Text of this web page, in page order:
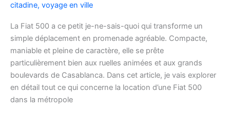
citadine, voyage en ville
La Fiat 500 a ce petit je-ne-sais-quoi qui transforme un
simple déplacement en promenade agréable. Compacte,
maniable et pleine de caractère, elle se prête
particulièrement bien aux ruelles animées et aux grands
boulevards de Casablanca. Dans cet article, je vais explorer
en détail tout ce qui concerne la location d’une Fiat 500
dans la métropole